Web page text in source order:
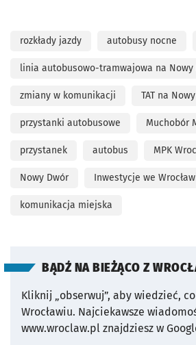
rozkłady jazdy autobusy nocne
linia autobusowo-tramwajowa na Nowy
zmiany w komunikacji TAT na
przystanki autobusowe Muchobór
przystanek autobus MPK
Nowy Dwór Inwestycje we
komunikacja miejska
BĄDŹ NA BIEŻĄCO Z
Kliknij „obserwuj”, aby wiedzieć,
Wrocławiu. Najciekawsze
www.wroclaw.pl znajdziesz w